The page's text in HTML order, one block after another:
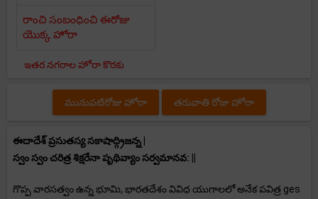
రాంచి సంబంధించి ఈరోజు
యొక్క హోరా
ఇతర నగరాల హోరా కొరకు
మునుపటిరోజు హోరా తరువాతి రోజు హోరా
ఈదాదేశ్ ప్రసుతస్య సకాషాద్గ్రిజన్న |
స్వం స్వం చరిత్ర శిక్షరేనా పృథివ్యాం సర్వమానవ: ||
గొప్ప వారసత్వం ఉన్న భూమి, భారతదేశం వివిధ యుగాలలో అనేక పవిత్ర ges